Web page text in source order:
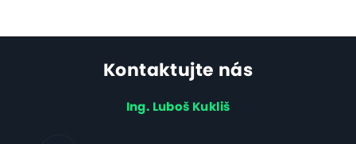
Kontaktujte nás
Ing. Luboš Kukliš